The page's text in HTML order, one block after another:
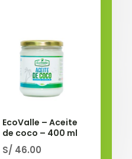
EcoValle – Aceite
de coco – 400 ml
S/ 46.00